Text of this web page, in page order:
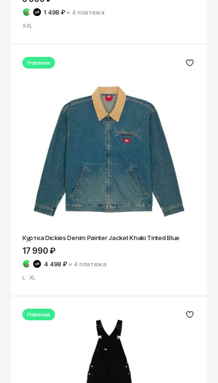
1 498 ₽ × 4платежа
XXL
Новинка
Куртка Dickies Denim Painter Jacket Khaki Tinted Blue
17 990 ₽
4 498 ₽ × 4платежа
L XL
Новинка